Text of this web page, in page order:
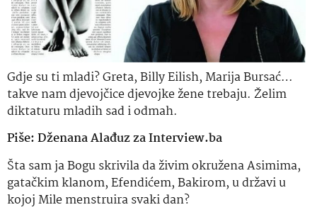
Gdje su ti mladi? Greta, Billy Eilish, Marija Bursać…
takve nam djevojčice djevojke žene trebaju. Želim
diktaturu mladih sad i odmah.
Piše: Dženana Alađuz za Interview.ba
Štasam ja Bogu skrivila da živim okruženaAsimima,
gatačkimklanom, Efendićem, Bakirom, u državi u
kojoj Mile menstruira svaki dan?